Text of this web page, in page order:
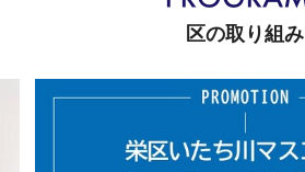
区の取り組み